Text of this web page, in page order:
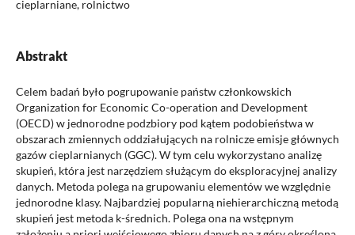
cieplarniane, rolnictwo
Abstrakt
Celem badań było pogrupowanie państw członkowskich
Organization for Economic Co-operation and Development
(OECD) w jednorodne podzbiory pod kątem podobieństwa w
obszarach zmiennych oddziałujących na rolnicze emisje głównych
gazów cieplarnianych (GGC). W tym celu wykorzystano analizę
skupień, która jest narzędziem służącym do eksploracyjnej analizy
danych. Metoda polega na grupowaniu elementów we względnie
jednorodne klasy. Najbardziej popularną niehierarchiczną metodą
skupień jest metoda k-średnich. Polega ona na wstępnym